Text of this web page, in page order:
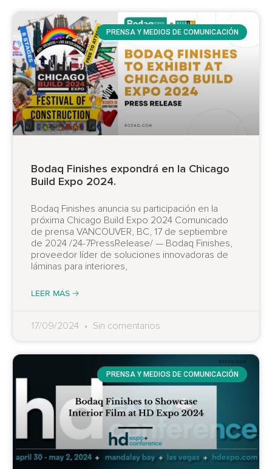
PRENSA Y MEDIOS DE COMUNICACIÓN
Bodaq Finishes expondrá en la Chicago
Build Expo 2024.
Bodaq Finishes anuncia su participación en la
próxima Chicago Build Expo 2024 Comunicado
de prensa VANCOUVER, BC, 17 de septiembre
de 2024 /24-7PressRelease/ — Bodaq Finishes,
proveedor líder de soluciones innovadoras de
láminas para interiores,
LEER MÁS 🡢
17/09/2024 Sin comentarios
PRENSA Y MEDIOS DE COMUNICACIÓN